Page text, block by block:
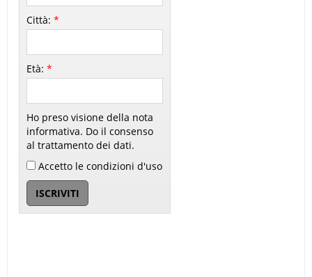
Città:*
Età:*
Ho preso visione della nota
informativa. Do il consenso
al trattamento dei dati.
Accetto le condizioni d'uso